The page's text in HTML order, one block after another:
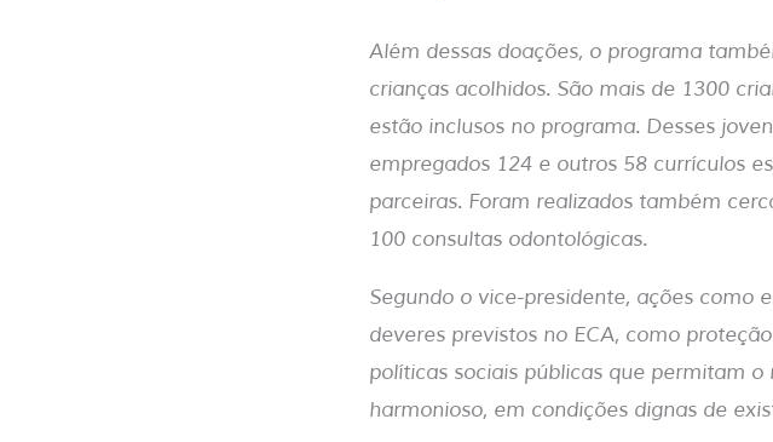
Além dessas doações, o programa
crianças acolhidos. São mais de 1300
estão inclusos no programa. Desses
empregados 124 e outros 58 currículos
parceiras. Foram realizados também
100 consultas odontológicas.
Segundo o vice-presidente, ações como
deveres previstos no ECA, como
políticas sociais públicas que permitam
harmonioso, em condições dignas de